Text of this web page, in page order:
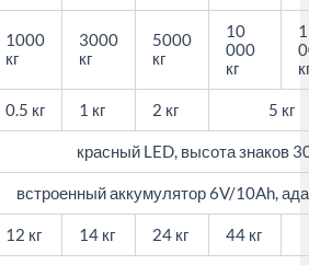
1000
кг
3000
кг
5000
кг
10
000
кг
0.5 кг 1 кг 2 кг 5 кг
красный LED, высота знаков
встроенный аккумулятор 6V/10Ah,
12 кг 14 кг 24 кг 44 кг